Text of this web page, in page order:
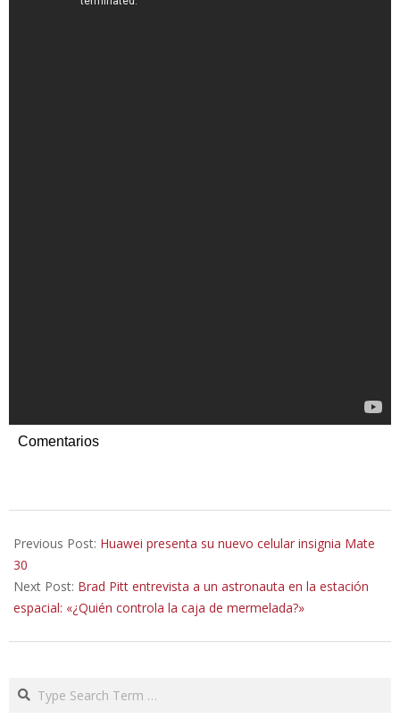
Comentarios
09-
21
Previous Post: Huawei presenta su nuevo celular insignia Mate
30
Next Post: Brad Pitt entrevista a un astronauta en la estación
espacial: «¿Quién controla la caja de mermelada?»
Search